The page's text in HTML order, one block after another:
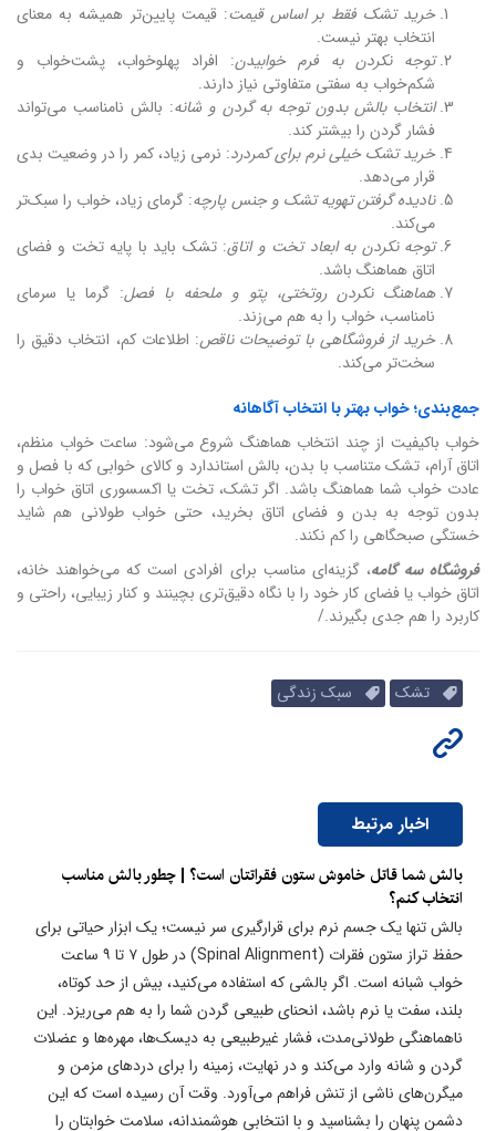
خرید تشک فقط بر اساس قیمت: قیمت پایین‌تر همیشه به معنای
انتخاب بهتر نیست.
توجه نکردن به فرم خوابیدن: افراد پهلوخواب، پشت‌خواب و
شکم‌خواب به سفتی متفاوتی نیاز دارند.
انتخاب بالش بدون توجه به گردن و شانه: بالش نامناسب می‌تواند
فشار گردن را بیشتر کند.
خرید تشک خیلی نرم برای کمردرد: نرمی زیاد، کمر را در وضعیت بدی
قرار می‌دهد.
نادیده گرفتن تهویه تشک و جنس پارچه: گرمای زیاد، خواب را سبک‌تر
می‌کند.
توجه نکردن به ابعاد تخت و اتاق: تشک باید با پایه تخت و فضای
اتاق هماهنگ باشد.
هماهنگ نکردن روتختی، پتو و ملحفه با فصل: گرما یا سرمای
نامناسب، خواب را به هم می‌زند.
خرید از فروشگاهی با توضیحات ناقص: اطلاعات کم، انتخاب دقیق را
سخت‌تر می‌کند.
جمع‌بندی؛ خواب بهتر با انتخاب آگاهانه
خواب باکیفیت از چند انتخاب هماهنگ شروع می‌شود: ساعت خواب منظم،
اتاق آرام، تشک متناسب با بدن، بالش استاندارد و کالای خوابی که با فصل و
عادت خواب شما هماهنگ باشد. اگر تشک، تخت یا اکسسوری اتاق خواب را
بدون توجه به بدن و فضای اتاق بخرید، حتی خواب طولانی هم شاید
خستگی صبحگاهی را کم نکند.
فروشگاه سه‌ گامه، گزینه‌ای مناسب برای افرادی است که می‌خواهند خانه،
اتاق خواب یا فضای کار خود را با نگاه دقیق‌تری بچینند و کنار زیبایی، راحتی و
کاربرد را هم جدی بگیرند./
تشک سبک زندگی
اخبار مرتبط
بالش شما قاتل خاموش ستون فقراتتان است؟ | چطور بالش مناسب
انتخاب کنم؟
بالش تنها یک جسم نرم برای قرارگیری سر نیست؛ یک ابزار حیاتی برای
حفظ تراز ستون فقرات (Spinal Alignment) در طول ۷ تا ۹ ساعت
خواب شبانه است. اگر بالشی که استفاده می‌کنید، بیش از حد کوتاه،
بلند، سفت یا نرم باشد، انحنای طبیعی گردن شما را به هم می‌ریزد. این
ناهماهنگی طولانی‌مدت، فشار غیرطبیعی به دیسک‌ها، مهره‌ها و عضلات
گردن و شانه وارد می‌کند و در نهایت، زمینه را برای دردهای مزمن و
میگرن‌های ناشی از تنش فراهم می‌آورد. وقت آن رسیده است که این
دشمن پنهان را بشناسید و با انتخابی هوشمندانه، سلامت خوابتان را